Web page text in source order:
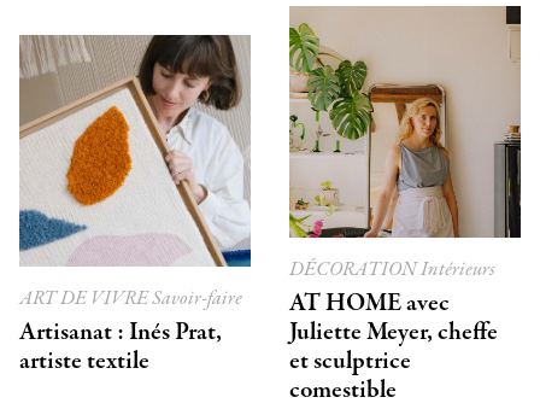
ART DE VIVRESavoir-faire
Artisanat : Inés Prat,
artiste textile
DÉCORATIONIntérieurs
AT HOME avec
Juliette Meyer, cheffe
et sculptrice
comestible